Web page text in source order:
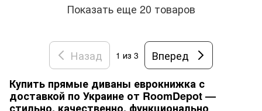
Показать еще 20 товаров
Назад 1 из 3
Вперед
Купить прямые диваны еврокнижка с
доставкой по Украине от RoomDepot —